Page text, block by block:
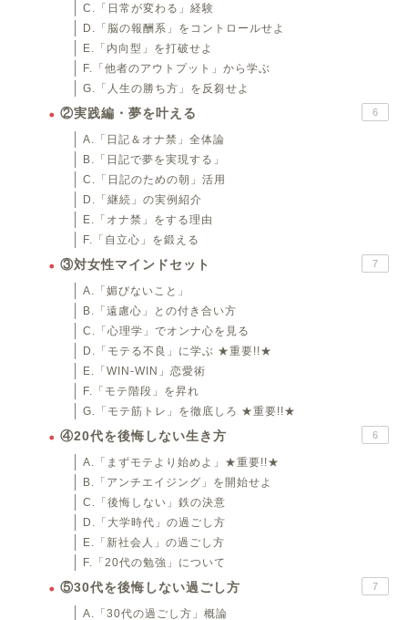
C.「日常が変わる」経験
D.「脳の報酬系」をコントロールせよ
E.「内向型」を打破せよ
F.「他者のアウトプット」から学ぶ
G.「人生の勝ち方」を反芻せよ
②実践編・夢を叶える 6
A.「日記＆オナ禁」全体論
B.「日記で夢を実現する」
C.「日記のための朝」活用
D.「継続」の実例紹介
E.「オナ禁」をする理由
F.「自立心」を鍛える
③対女性マインドセット 7
A.「媚びないこと」
B.「遠慮心」との付き合い方
C.「心理学」でオンナ心を見る
D.「モテる不良」に学ぶ ★重要!!★
E.「WIN-WIN」恋愛術
F.「モテ階段」を昇れ
G.「モテ筋トレ」を徹底しろ ★重要!!★
④20代を後悔しない生き方 6
A.「まずモテより始めよ」★重要!!★
B.「アンチエイジング」を開始せよ
C.「後悔しない」鉄の決意
D.「大学時代」の過ごし方
E.「新社会人」の過ごし方
F.「20代の勉強」について
⑤30代を後悔しない過ごし方 7
A.「30代の過ごし方」概論